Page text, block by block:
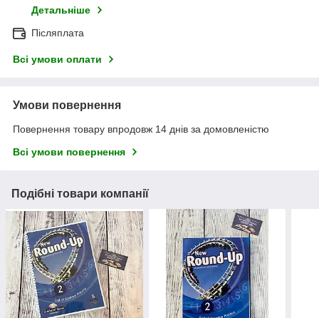
Детальніше
Післяплата
Всі умови оплати
Умови повернення
Повернення товару впродовж 14 днів за домовленістю
Всі умови повернення
Подібні товари компанії